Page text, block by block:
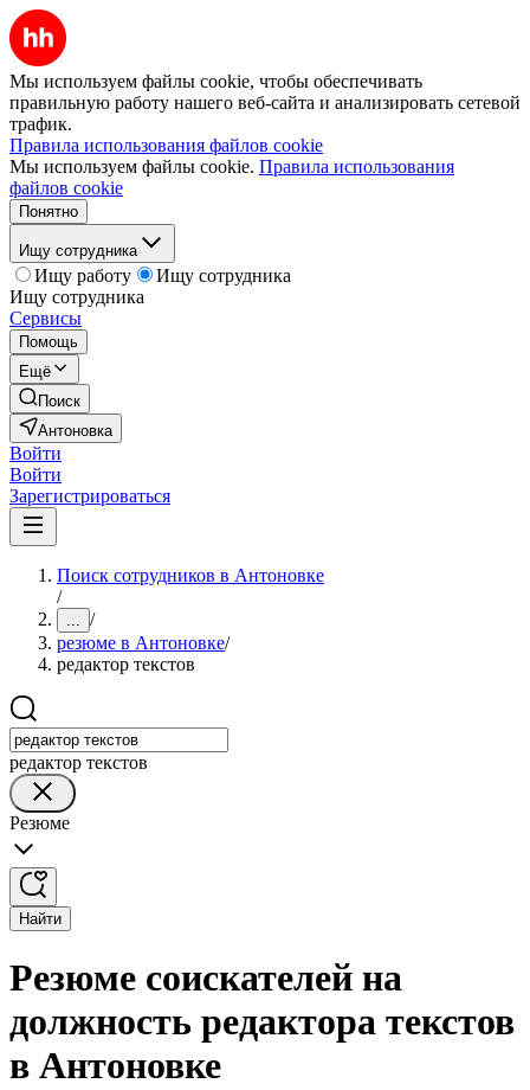
Мы используем файлы cookie, чтобы обеспечивать
правильную работу нашего веб-сайта и анализировать сетевой
трафик.
Правила использования файлов cookie
Мы используем файлы cookie. Правила использования
файлов cookie
Понятно
Ищу сотрудника
Ищу работу
Ищу сотрудника
Ищу сотрудника
Сервисы
Помощь
Ещё
Поиск
Антоновка
Войти
Войти
Зарегистрироваться
Поиск сотрудников в Антоновке
/
... /
резюме в Антоновке/
редактор текстов
редактор текстов
Резюме
Найти
Резюме соискателей на
должность редактора текстов
в Антоновке